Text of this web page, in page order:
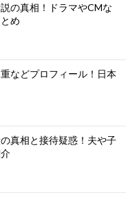
の真相！ドラマやCMな
め
などプロフィール！日本
真相と接待疑惑！夫や子